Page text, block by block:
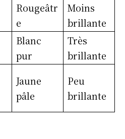
Rougeâtr
e
Moins
brillante
Blanc
pur
Très
brillante
Jaune
pâle
Peu
brillante